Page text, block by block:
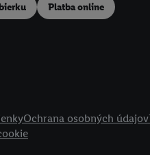
Platba online
Ochrana osobných údajov